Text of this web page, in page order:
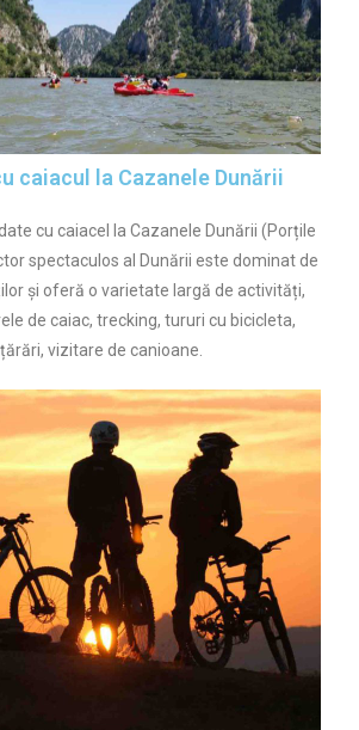
caiacul la Cazanele Dunării
cu caiacel la Cazanele Dunării (Porțile
spectaculos al Dunării este dominat de
și oferă o varietate largă de activități,
de caiac, trecking, tururi cu bicicleta,
vizitare de canioane.